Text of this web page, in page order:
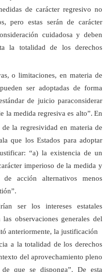
de carácter regresivo no
pero estas serán de carácter
cuidadosa y deben
la totalidad de los derechos
o limitaciones, en materia de
ser adoptadas de forma
de juicio paraconsiderar
la medida regresiva es alto”. En
la regresividad en materia de
que los Estados para adoptar
“a) la existencia de un
imperioso de la medida y
acción alternativos menos
ser los intereses estatales
observaciones generales del
anteriormente, la justificación
a la totalidad de los derechos
del aprovechamiento pleno
que se disponga”.
De esta